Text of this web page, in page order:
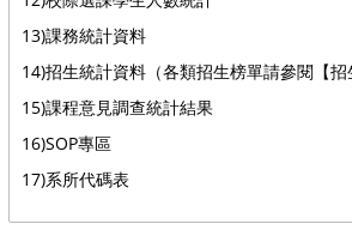
13)課務統計資料
14)招生統計資料（各類招生榜單請參閱【
15)課程意見調查統計結果
16)SOP專區
17)系所代碼表